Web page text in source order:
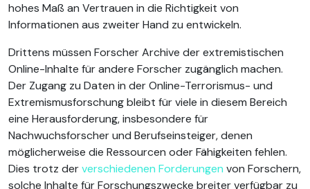
hohes Maß an Vertrauen in die Richtigkeit von
Informationen aus zweiter Hand zu entwickeln.
Drittens müssen Forscher Archive der extremistischen
Online-Inhalte für andere Forscher zugänglich machen.
Der Zugang zu Daten in der Online-Terrorismus- und
Extremismusforschung bleibt für viele in diesem Bereich
eine Herausforderung, insbesondere für
Nachwuchsforscher und Berufseinsteiger, denen
möglicherweise die Ressourcen oder Fähigkeiten fehlen.
Dies trotz derverschiedenen Forderungen von Forschern,
solche Inhalte für Forschungszwecke breiter verfügbar zu